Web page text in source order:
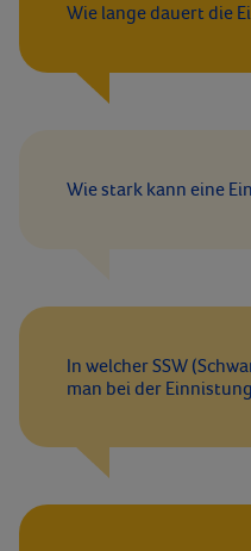
Wie lange dauert die
Wie stark kann eine
In welcher SSW
man bei der